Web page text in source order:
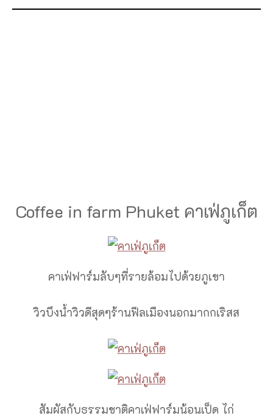
Coffee in farm Phuket คาเฟ่ภูเก็ต
คาเฟ่ฟาร์มลับๆที่รายล้อมไปด้วยภูเขา
วิวบึงน้ำวิวดีสุดๆร้านฟีลเมืองนอกมากกเริสส
สัมผัสกับธรรมชาติคาเฟ่ฟาร์มน้อนเป็ด ไก่